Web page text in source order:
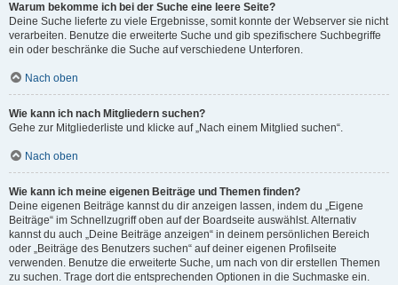
Warum bekomme ich bei der Suche eine leere Seite?
Deine Suche lieferte zu viele Ergebnisse, somit konnte der Webserver sie nicht
verarbeiten. Benutze die erweiterte Suche und gib spezifischere Suchbegriffe
ein oder beschränke die Suche auf verschiedene Unterforen.
Nach oben
Wie kann ich nach Mitgliedern suchen?
Gehe zur Mitgliederliste und klicke auf „Nach einem Mitglied suchen“.
Nach oben
Wie kann ich meine eigenen Beiträge und Themen finden?
Deine eigenen Beiträge kannst du dir anzeigen lassen, indem du „Eigene
Beiträge“ im Schnellzugriff oben auf der Boardseite auswählst. Alternativ
kannst du auch „Deine Beiträge anzeigen“ in deinem persönlichen Bereich
oder „Beiträge des Benutzers suchen“ auf deiner eigenen Profilseite
verwenden. Benutze die erweiterte Suche, um nach von dir erstellen Themen
zu suchen. Trage dort die entsprechenden Optionen in die Suchmaske ein.